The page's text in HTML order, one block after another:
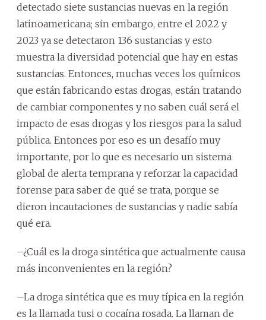
detectado siete sustancias nuevas en la región
latinoamericana; sin embargo, entre el 2022 y
2023 ya se detectaron 136 sustancias y esto
muestra la diversidad potencial que hay en estas
sustancias. Entonces, muchas veces los químicos
que están fabricando estas drogas, están tratando
de cambiar componentes y no saben cuál será el
impacto de esas drogas y los riesgos para la salud
pública. Entonces por eso es un desafío muy
importante, por lo que es necesario un sistema
global de alerta temprana y reforzar la capacidad
forense para saber de qué se trata, porque se
dieron incautaciones de sustancias y nadie sabía
qué era.
–¿Cuál es la droga sintética que actualmente causa
más inconvenientes en la región?
–La droga sintética que es muy típica en la región
es la llamada tusi o cocaína rosada. La llaman de